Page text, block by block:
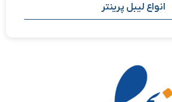
انواع لیبل پرینتر